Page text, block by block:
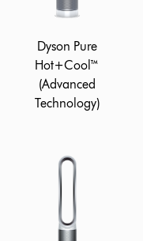
Dyson Pure
Hot+Cool™
(Advanced
Technology)